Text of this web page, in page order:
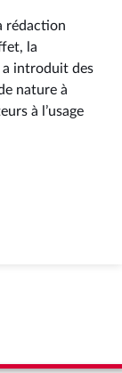
rédaction
la
a introduit des
nature à
à l’usage